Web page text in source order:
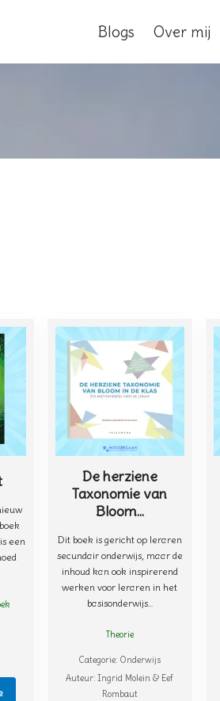
Blogs Over mij
een
De herziene
Taxonomie van
Bloom...
Dit boek is gericht op leraren
secundair onderwijs, maar de
inhoud kan ook inspirerend
werken voor leraren in het
basisonderwijs...
Theorie
Categorie: Onderwijs
Auteur:Ingrid Molein & Eef
Rombaut